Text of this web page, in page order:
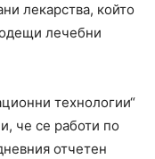
лекарства, който
лечебни
технологии“
че се работи по
отчетен